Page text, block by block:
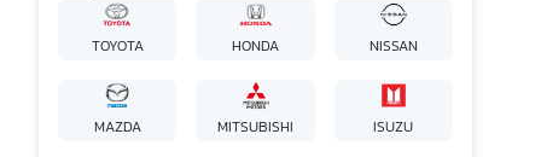
TOYOTA HONDA NISSAN
MAZDA MITSUBISHI ISUZU